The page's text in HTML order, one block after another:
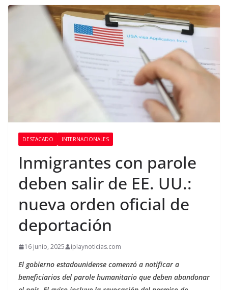
DESTACADO INTERNACIONALES
Inmigrantes con parole
deben salir de EE. UU.:
nueva orden oficial de
deportación
16 junio, 2025 iplaynoticias.com
El gobierno estadounidense comenzó a notificar a
beneficiarios del parole humanitario que deben abandonar